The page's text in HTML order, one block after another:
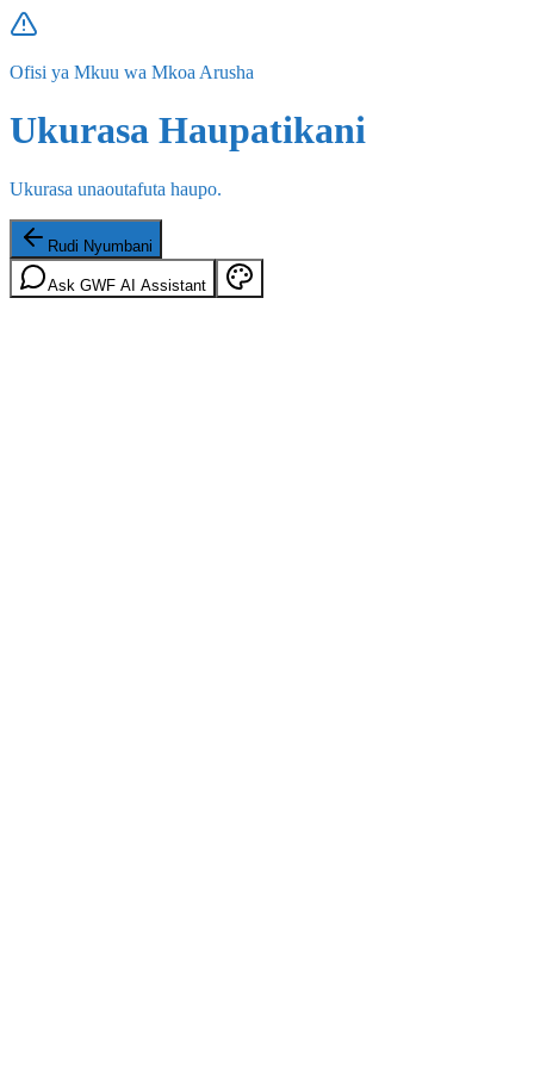
Ofisi ya Mkuu wa Mkoa Arusha
Ukurasa Haupatikani
Ukurasa unaoutafuta haupo.
Rudi Nyumbani
Ask GWF AI Assistant